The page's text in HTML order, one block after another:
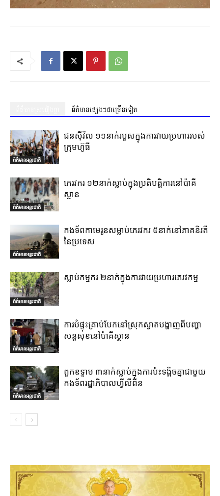
ព័ត៌មានផ្សេងៗជាច្រើនទៀត
ព័ត៌មានអន្តរជាតិ
ជនស៊ីវិល ១១នាក់របួសក្នុងការវាយប្រហាររបស់
ក្រុមហ៊ូធី
ព័ត៌មានអន្តរជាតិ
ភេរវករ ១២នាក់ស្លាប់ក្នុងប្រតិបត្តិការនៅប៉ាគី
ស្ថាន
ព័ត៌មានអន្តរជាតិ
កងទ័ពកាមេរូនសម្លាប់ភេរវករ ៥នាក់នៅភាគនិរតី
នៃប្រទេស
ព័ត៌មានអន្តរជាតិ
ស្លាប់កម្មករ ២នាក់ក្នុងការវាយប្រហារភេរវកម្ម
ព័ត៌មានអន្តរជាតិ
ការបំផ្ទុះគ្រាប់បែកនៅស្រុកស្វាតបង្ហាញពីបញ្ហា
សន្តសុខនៅប៉ាគីស្ថាន
ព័ត៌មានអន្តរជាតិ
ពួកឧទ្ទាម ៣នាក់ស្លាប់ក្នុងការប៉ះទង្គិចគ្នាជាមួយ
កងទ័ពរដ្ឋាភិបាលហ្វីលីពីន